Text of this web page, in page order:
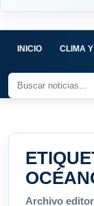
INICIO CLIMA
Archivo